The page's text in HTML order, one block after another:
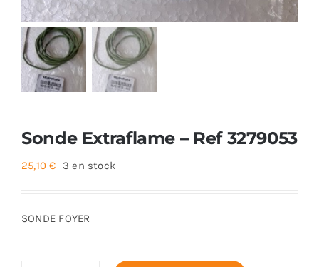
Sonde Extraflame – Ref 3279053
25,10€ 3 en stock
SONDE FOYER